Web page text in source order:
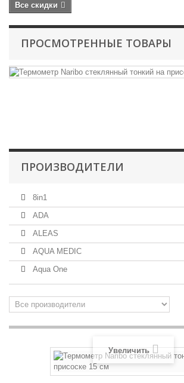
Все скидки
ПРОСМОТРЕННЫЕ ТОВАРЫ
ПРОИЗВОДИТЕЛИ
8in1
ADA
ALEAS
AQUA MEDIC
Aqua One
Увеличить